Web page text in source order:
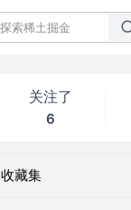
关注了
6
收藏集